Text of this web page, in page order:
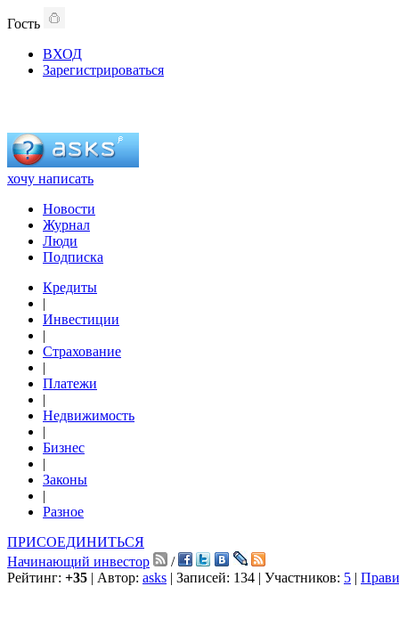
Гость
ВХОД
Зарегистрироваться
хочу написать
Новости
Журнал
Люди
Подписка
Кредиты
|
Инвестиции
|
Страхование
|
Платежи
|
Недвижимость
|
Бизнес
|
Законы
|
Разное
ПРИСОЕДИНИТЬСЯ
Начинающий инвестор
/
Рейтинг: +35 | Автор: asks | Записей: 134 | Участников: 5 |